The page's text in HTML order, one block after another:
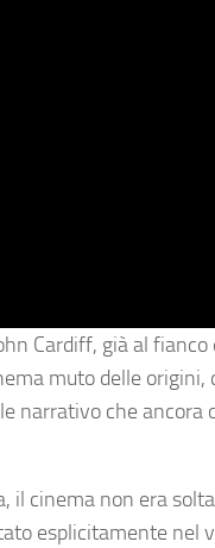
Cardiff, già al fianco
muto delle origini,
narrativo che ancora
il cinema non era
esplicitamente nel